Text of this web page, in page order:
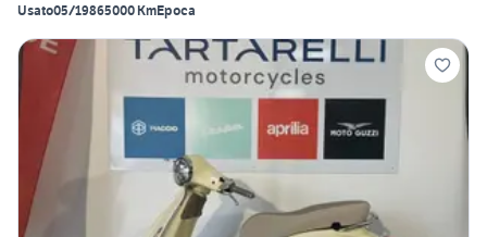
Usato05/19865000 KmEpoca